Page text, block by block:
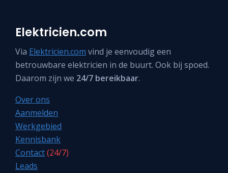
Elektricien.com
Via Elektricien.com vind je eenvoudig een
betrouwbare elektricien in de buurt. Ook bij spoed.
Daarom zijn we 24/7 bereikbaar.
Over ons
Aanmelden
Werkgebied
Kennisbank
Contact(24/7)
Leads